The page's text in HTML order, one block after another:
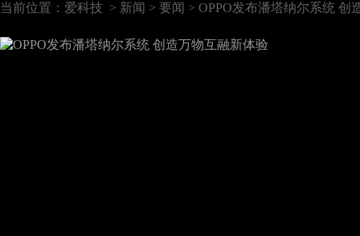
当前位置： 爱科技 > 新闻 > 要闻 > OPPO发布潘塔纳尔系统 创